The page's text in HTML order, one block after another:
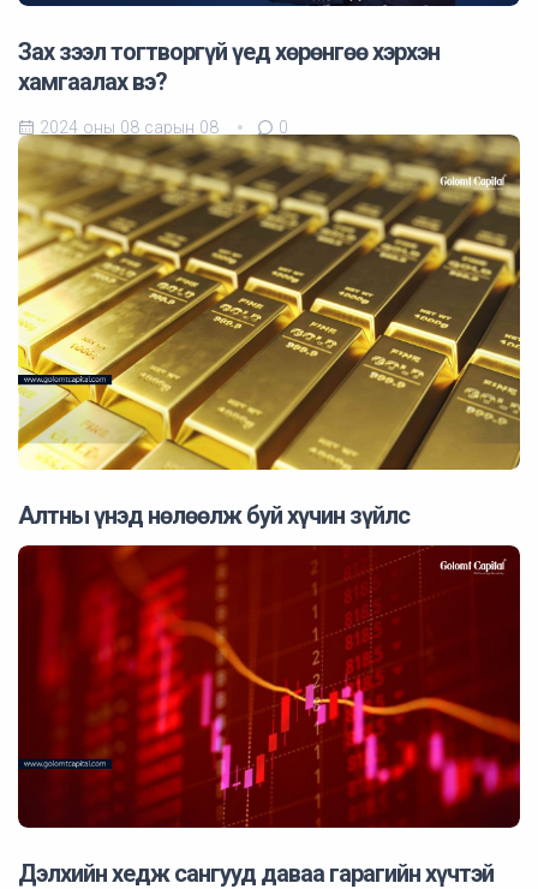
Зах зээл тогтворгүй үед хөрөнгөө хэрхэн
хамгаалах вэ?
2024 оны 08 сарын 08 0
Алтны үнэд нөлөөлж буй хүчин зүйлс
2024 оны 08 сарын 08
Дэлхийн хедж сангууд даваа гарагийн хүчтэй